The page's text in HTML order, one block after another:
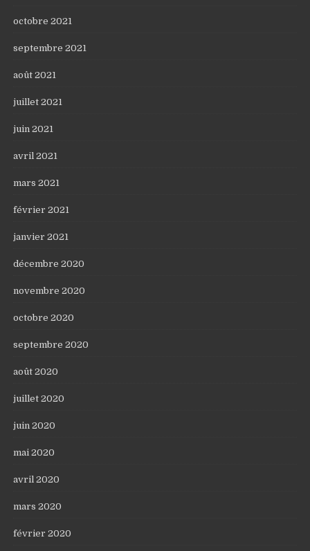
octobre 2021
septembre 2021
août 2021
juillet 2021
juin 2021
avril 2021
mars 2021
février 2021
janvier 2021
décembre 2020
novembre 2020
octobre 2020
septembre 2020
août 2020
juillet 2020
juin 2020
mai 2020
avril 2020
mars 2020
février 2020